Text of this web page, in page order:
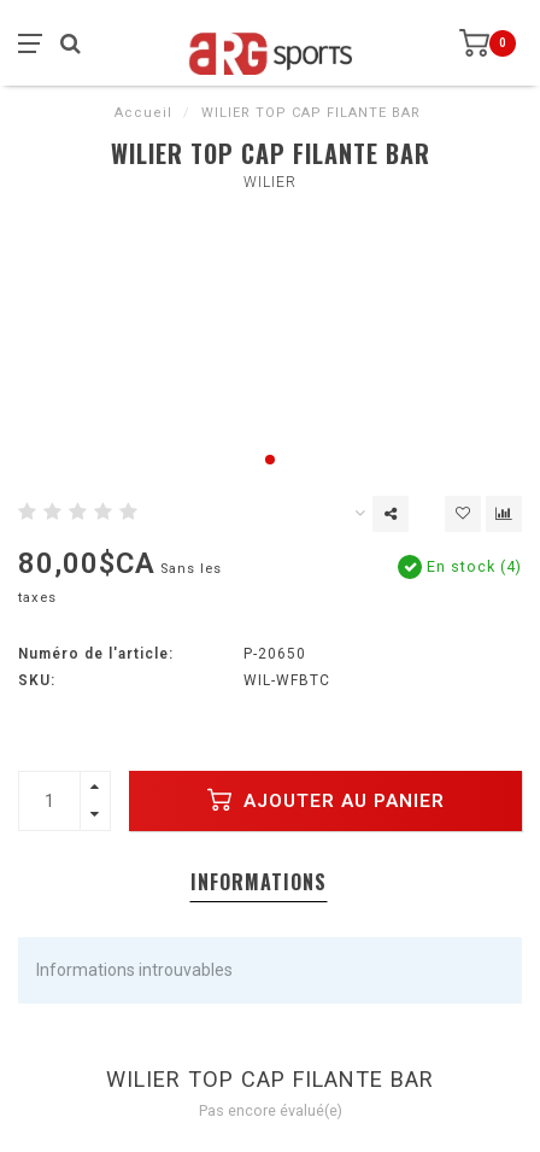
0
Accueil / WILIER TOP CAP FILANTE BAR
WILIER TOP CAP FILANTE BAR
WILIER
80,00$CA Sans les
taxes
En stock (4)
Numéro de l'article:
P-20650
SKU:
WIL-WFBTC
AJOUTER AU PANIER
INFORMATIONS
Informations introuvables
WILIER TOP CAP FILANTE BAR
Pas encore évalué(e)